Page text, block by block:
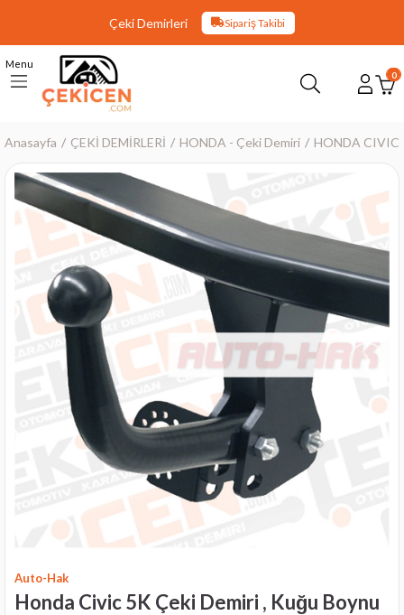
Çeki Demirleri Sipariş Takibi
Menu
0
Anasayfa ÇEKİ DEMİRLERİ HONDA - Çeki Demiri HONDA CIVIC
›
Auto-Hak
Honda Civic 5K Çeki Demiri , Kuğu Boynu